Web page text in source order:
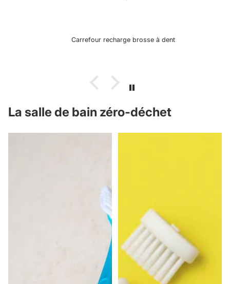
Carrefour recharge brosse à dent
La salle de bain zéro-déchet